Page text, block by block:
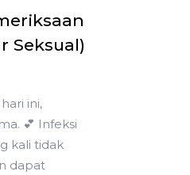
Seksual)
ini,
💕 Infeksi
kali tidak
dapat